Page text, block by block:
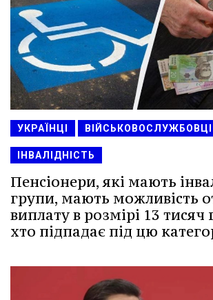
УКРАЇНЦІ ВІЙСЬКОВОСЛУЖБОВЦІ
ІНВАЛІДНІСТЬ
Пенсіонери, які мають
групи, мають можливість
виплату в розмірі 13 тисяч
хто підпадає під цю